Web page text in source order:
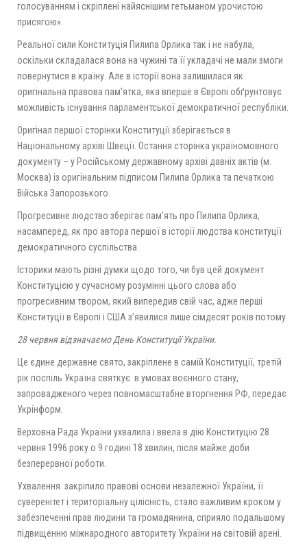
голосуванням і скріплені найяснішим гетьманом урочистою
присягою».
Реальної сили Конституція Пилипа Орлика так і не набула,
оскільки складалася вона на чужині та її укладачі не мали змоги
повернутися в країну. Але в історії вона залишилася як
оригінальна правова пам’ятка, яка вперше в Європі обґрунтовує
можливість існування парламентської демократичної республіки.
Оригінал першої сторінки Конституції зберігається в
Національному архіві Швеції. Остання сторінка україномовного
документу – у Російському державному архіві давніх актів (м.
Москва) із оригінальним підписом Пилипа Орлика та печаткою
Війська Запорозького.
Прогресивне людство зберігає пам’ять про Пилипа Орлика,
насамперед, як про автора першої в історії людства конституції
демократичного суспільства.
Історики мають різні думки щодо того, чи був цей документ
Конституцією у сучасному розумінні цього слова або
прогресивним твором, який випередив свій час, адже перші
Конституції в Європі і США з’явилися лише сімдесят років потому.
28 червня відзначаємо День Конституції України.
Це єдине державне свято, закріплене в самій Конституції, третій
рік поспіль Україна святкує в умовах воєнного стану,
запровадженого через повномасштабне вторгнення РФ, передає
Укрінформ.
Верховна Рада України ухвалила і ввела в дію Конституцію 28
червня 1996 року о 9 годині 18 хвилин, після майже доби
безперервної роботи.
Ухвалення закріпило правові основи незалежної України, її
суверенітет і територіальну цілісність, стало важливим кроком у
забезпеченні прав людини та громадянина, сприяло подальшому
підвищенню міжнародного авторитету України на світовій арені.